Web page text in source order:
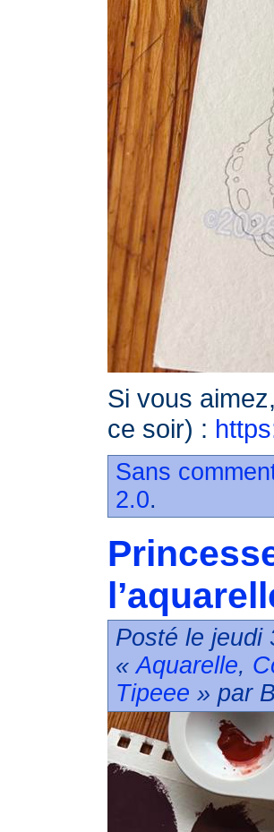
Si vous
ce soir) :
Sans
2.0.
Posté le jeudi
«Aquarelle,
Tipeee » par